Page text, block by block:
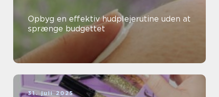
Opbyg en effektiv hudplejerutine uden at
sprænge budgettet
31. juli 2025